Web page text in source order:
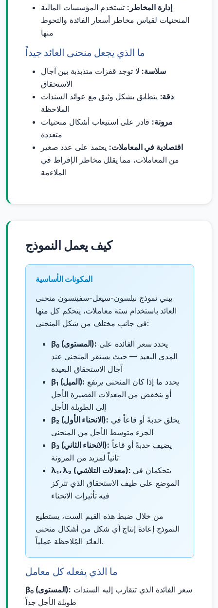
إدارة المخاطر: تستخدم المؤسسات المالية
المنحنيات لقياس مخاطر أسعار الفائدة والتحوط
منها
ما الذي يجعل منحنى العائد جيداً
سلاسة: لا توجد قفزات متذبذبة بين آجال
الاستحقاق
دقة: يتطابق بشكل وثيق مع عوائد السندات
الملاحظة
مرونة: قادر على استيعاب أشكال منحنيات
متعددة
اقتصادية في المعاملات: يعتمد على عدد صغير
من المعاملات، مما يقلل مخاطر الإفراط في
الملاءمة
كيف يعمل النموذج
المكونات الأساسية
يبني نموذج نيلسون-سيغل-سفينسون منحنى
العائد باستخدام ستة معاملات، يتحكم كل منها
في جانب مختلف من شكل المنحنى:
β₀ (المستوى):
المدى البعيد — حيث يستقر المنحنى عند
آجال الاستحقاق البعيدة
β₁ (الميل):
أو ينخفض من المعدلات القصيرة الأجل
إلى الطويلة الأجل
β₂ (الانحناء الأول):
الجزء متوسط الأجل من المنحنى
β₃ (الانحناء الثاني): يضيف حدبةً أو قاعاً
ثانياً لمزيد من المرونة
λ₁، λ₂ (معدلات التلاشي):
الموضع على طيف الاستحقاق الذي تتركز
فيه تأثيرات الانحناء
من خلال ضبط هذه القيم الست، يستطيع
النموذج إعادة إنتاج أي شكل من أشكال منحنى
العائد المُلاحظة عملياً.
ما الذي يفعله كل معامل
β₀ (المستوى):
طويلة الأجل جداً